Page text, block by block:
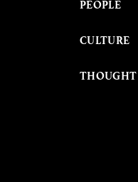
PEOPLE
CULTURE
THOUGHT